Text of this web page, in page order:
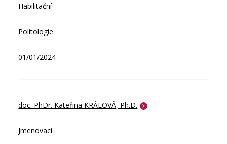
Habilitační
Politologie
01/01/2024
doc. PhDr. Kateřina KRÁLOVÁ, Ph.D.
Jmenovací